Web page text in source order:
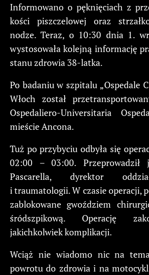
Informowano o pęknięciach z
kości piszczelowej oraz
nodze. Teraz, o 10:30 dnia 1.
wystosowała kolejną informację
stanu zdrowia 38-latka.
Po badaniu w szpitalu „Ospedale
Włoch został
Ospedaliero-Universitaria
mieście Ancona.
Tuż po przybyciu odbyła się
02:00 – 03:00. Przeprowadził
Pascarella, dyrektor
i traumatologii. W czasie operacji,
zablokowane gwoździem
śródszpikową. Operację
jakichkolwiek komplikacji.
Wciąż nie wiadomo nic na
powrotu do zdrowia i na